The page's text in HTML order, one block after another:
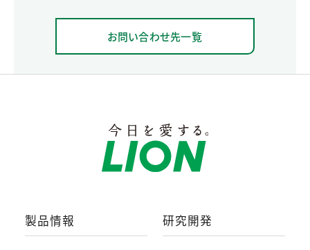
お問い合わせ先一覧
製品情報 研究開発